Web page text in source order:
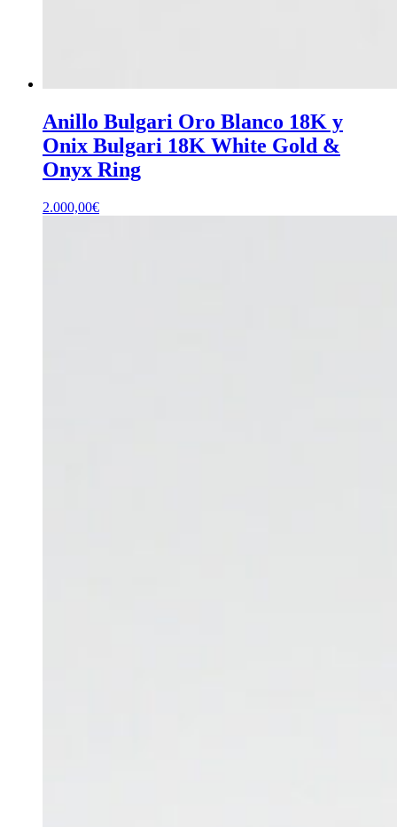
Anillo Bulgari Oro Blanco 18K y
Onix Bulgari 18K White Gold &
Onyx Ring
2.000,00€